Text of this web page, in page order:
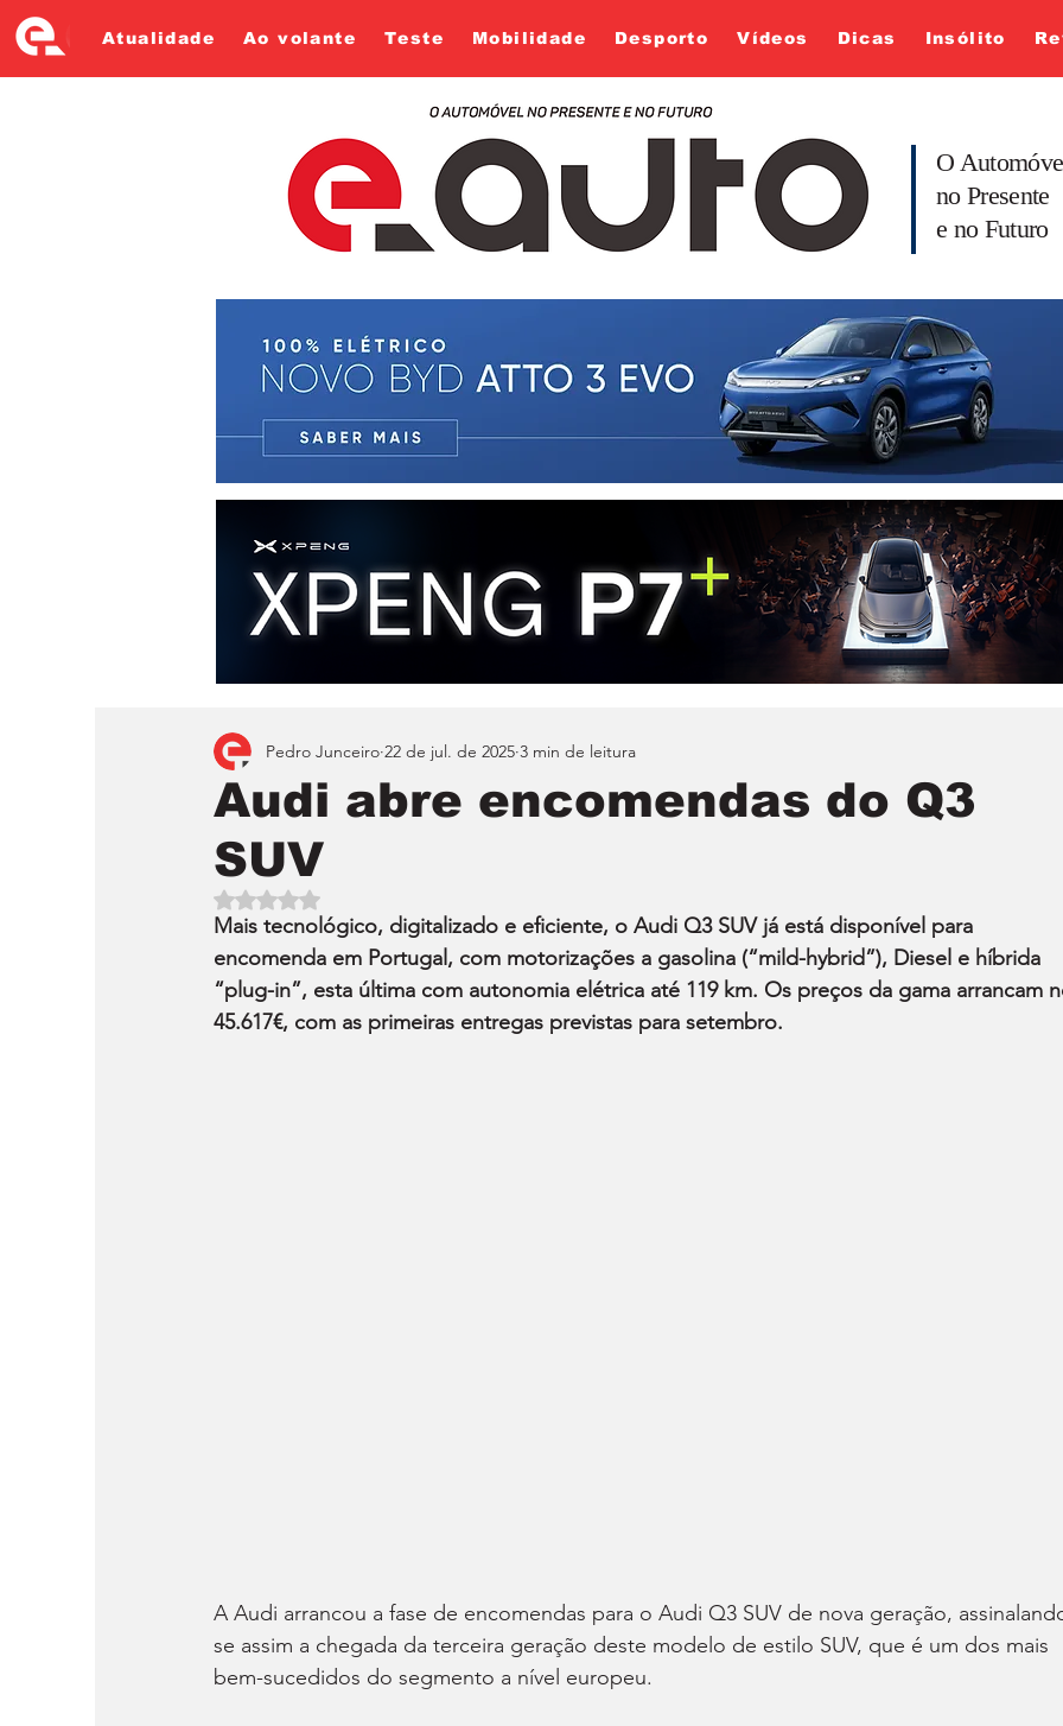
Atualidade Ao volante Teste Mobilidade Desporto Vídeos Dicas Insólito
O
no Presente
e no Futuro
Audi abre encomendas do Q3
SUV
Pedro Junceiro 22 de jul. de 2025 3 min de leitura
Avaliado com NaN de 5 estrelas.
Mais tecnológico, digitalizado e eficiente, o Audi Q3 SUV já está disponível para
encomenda em Portugal, com motorizações a gasolina (“mild-hybrid”), Diesel e híbrida
“plug-in”, esta última com autonomia elétrica até 119 km. Os preços da gama arrancam
45.617€, com as primeiras entregas previstas para setembro.
A Audi arrancou a fase de encomendas para o Audi Q3 SUV de nova geração,
se assim a chegada da terceira geração deste modelo de estilo SUV, que é um dos mais
bem-sucedidos do segmento a nível europeu.